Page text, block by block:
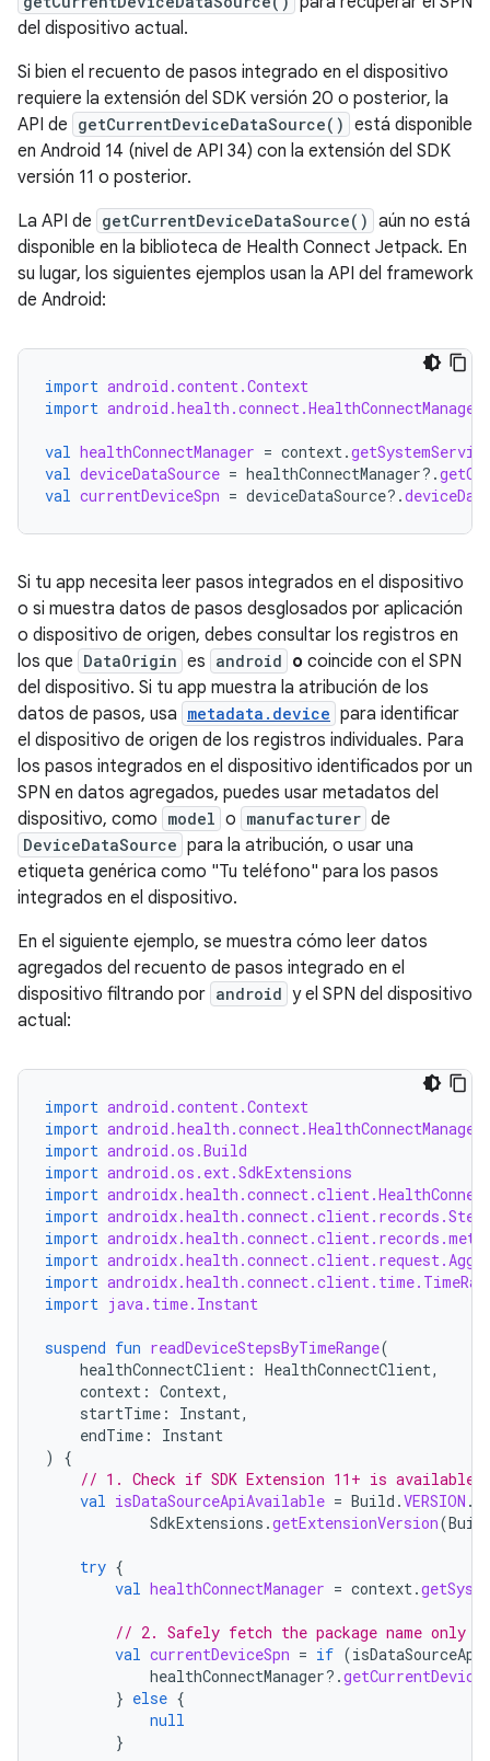
del dispositivo actual.
Si bien el recuento de pasos integrado en el dispositivo
requiere la extensión del SDK versión 20 o posterior, la
API de getCurrentDeviceDataSource() está disponible
en Android 14 (nivel de API 34) con la extensión del SDK
versión 11 o posterior.
La API de getCurrentDeviceDataSource() aún no está
disponible en la biblioteca de Health Connect Jetpack. En
su lugar, los siguientes ejemplos usan la API del framework
de Android:
import android.content.Context
import android.health.connect.HealthConnectManager
val healthConnectManager = context.
val deviceDataSource = healthConnectManager?.
val currentDeviceSpn = deviceDataSource?.
Si tu app necesita leer pasos integrados en el dispositivo
o si muestra datos de pasos desglosados por aplicación
o dispositivo de origen, debes consultar los registros en
los que DataOrigin es android o coincide con el SPN
del dispositivo. Si tu app muestra la atribución de los
datos de pasos, usa metadata.device para identificar
el dispositivo de origen de los registros individuales. Para
los pasos integrados en el dispositivo identificados por un
SPN en datos agregados, puedes usar metadatos del
dispositivo, como model o manufacturer de
DeviceDataSource para la atribución, o usar una
etiqueta genérica como "Tu teléfono" para los pasos
integrados en el dispositivo.
En el siguiente ejemplo, se muestra cómo leer datos
agregados del recuento de pasos integrado en el
dispositivo filtrando por android y el SPN del dispositivo
actual:
import android.content.Context
import android.health.connect.HealthConnectManager
import android.os.Build
import android.os.ext.SdkExtensions
import
import
import
import
import
import java.time.Instant
suspend fun readDeviceStepsByTimeRange(
healthConnectClient : HealthConnectClient,
context : Context,
startTime : Instant,
endTime :
Instant
)
{
// 1. Check if SDK Extension 11+ is available
val isDataSourceApiAvailable = Build .VERSION .
SdkExtensions .getExtensionVersion(
try {
val healthConnectManager = context.
// 2. Safely fetch the package name only
val currentDeviceSpn = if (
healthConnectManager?.
} else {
null
}